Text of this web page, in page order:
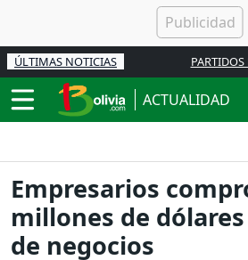
ÚLTIMAS NOTICIAS PARTIDOS
ACTUALIDAD
Empresarios
millones de
de negocios